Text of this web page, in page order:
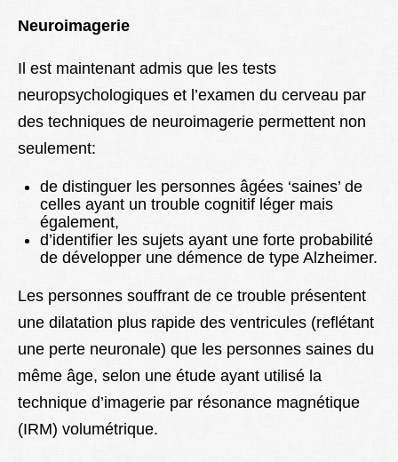
Neuroimagerie
Il est maintenant admis que les tests
neuropsychologiques et l’examen du cerveau par
des techniques de neuroimagerie permettent non
seulement:
de distinguer les personnes âgées ‘saines’ de
celles ayant un trouble cognitif léger mais
également,
d’identifier les sujets ayant une forte probabilité
de développer une démence de type Alzheimer.
Les personnes souffrant de ce trouble présentent
une dilatation plus rapide des ventricules (reflétant
une perte neuronale) que les personnes saines du
même âge, selon une étude ayant utilisé la
technique d’imagerie par résonance magnétique
(IRM) volumétrique.